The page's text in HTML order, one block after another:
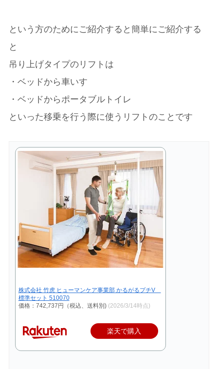
という方のためにご紹介すると簡単にご紹介する
と
吊り上げタイプのリフトは
・ベッドから車いす
・ベッドからポータブルトイレ
といった移乗を行う際に使うリフトのことです
株式会社 竹虎 ヒューマンケア事業部 かるがるプチV
標準セット 510070
価格：742,737円（税込、送料別) (2026/3/14時点)
楽天で購入